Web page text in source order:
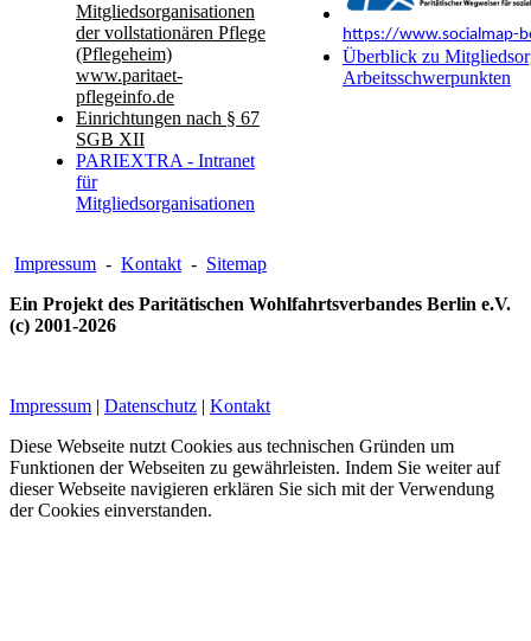
Mitgliedsorganisationen
der vollstationären Pflege
(Pflegeheim)
www.paritaet-
pflegeinfo.de
Einrichtungen nach § 67
SGB XII
PARIEXTRA - Intranet
für
Mitgliedsorganisationen
https://www.socialmap-
Überblick zu
Arbeitsschwerpunkten
Impressum - Kontakt - Sitemap
Ein Projekt des Paritätischen Wohlfahrtsverbandes Berlin e.V.
(c) 2001-2026
Impressum | Datenschutz | Kontakt
Diese Webseite nutzt Cookies aus technischen Gründen um
Funktionen der Webseiten zu gewährleisten. Indem Sie weiter auf
dieser Webseite navigieren erklären Sie sich mit der Verwendung
der Cookies einverstanden.